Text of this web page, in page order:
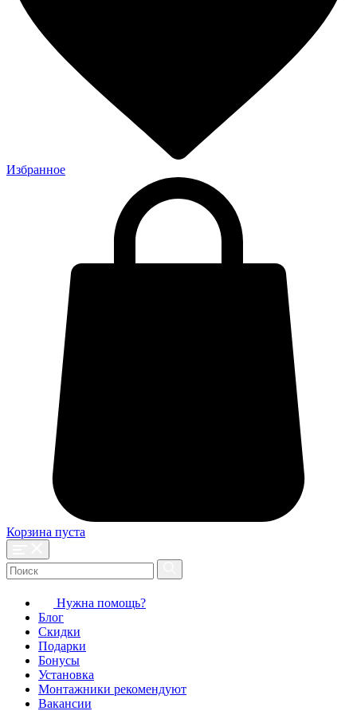
Избранное
Корзина пуста
Нужна помощь?
Блог
Скидки
Подарки
Бонусы
Установка
Монтажники рекомендуют
Вакансии